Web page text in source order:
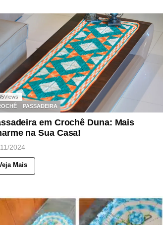
Views
PASSADEIRA
em Crochê Duna: Mais
na Sua Casa!
2024
Mais